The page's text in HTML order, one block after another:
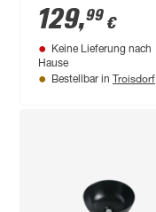
x 44 x 16,3 cm
129,99 €
Keine Lieferung nach
Hause
Bestellbar in Troisdorf